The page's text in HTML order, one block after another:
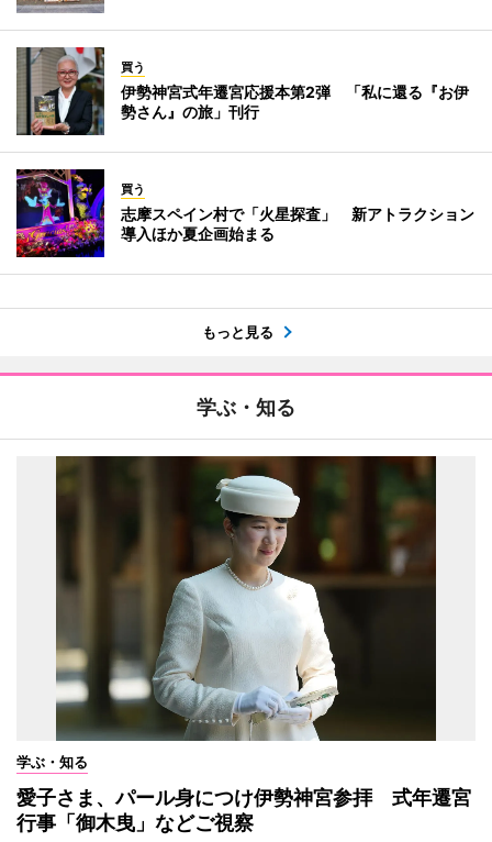
買う
伊勢神宮式年遷宮応援本第2弾 「私に還る『お伊
勢さん』の旅」刊行
買う
志摩スペイン村で「火星探査」 新アトラクション
導入ほか夏企画始まる
もっと見る
学ぶ・知る
学ぶ・知る
愛子さま、パール身につけ伊勢神宮参拝 式年遷宮
行事「御木曳」などご視察